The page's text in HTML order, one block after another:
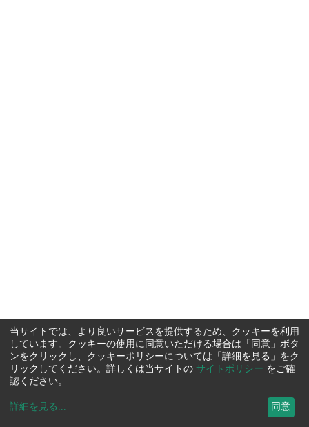
当サイトでは、より良いサービスを提供するため、クッキーを利用
しています。クッキーの使用に同意いただける場合は「同意」ボタ
ンをクリックし、クッキーポリシーについては「詳細を見る」をク
リックしてください。詳しくは当サイトの サイトポリシー をご確
認ください。
詳細を見る ... 同意